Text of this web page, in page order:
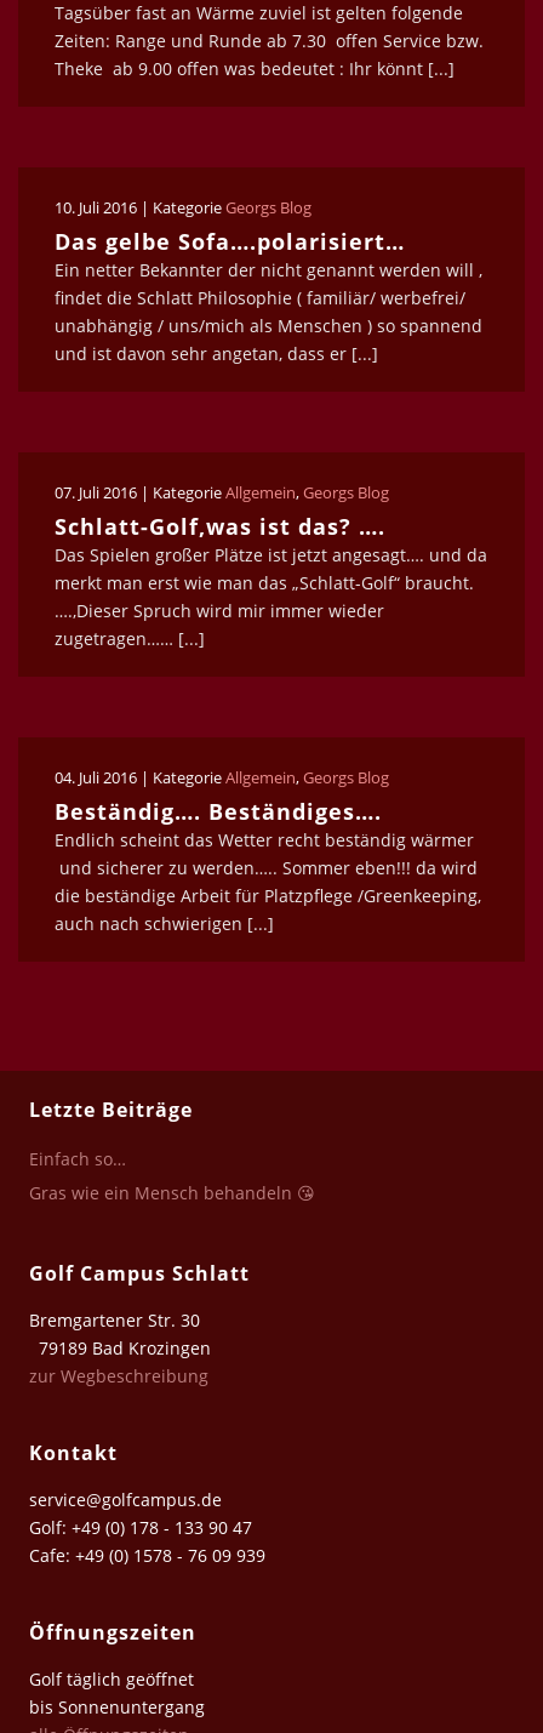
Tagsüber fast an Wärme zuviel ist gelten folgende
Zeiten: Range und Runde ab 7.30 offen Service bzw.
Theke ab 9.00 offen was bedeutet : Ihr könnt [...]
10. Juli 2016 | KategorieGeorgs Blog
Das gelbe Sofa….polarisiert…
Ein netter Bekannter der nicht genannt werden will ,
findet die Schlatt Philosophie ( familiär/ werbefrei/
unabhängig / uns/mich als Menschen ) so spannend
und ist davon sehr angetan, dass er [...]
07. Juli 2016 | KategorieAllgemein,Georgs Blog
Schlatt-Golf,was ist das? ….
Das Spielen großer Plätze ist jetzt angesagt…. und da
merkt man erst wie man das „Schlatt-Golf“ braucht.
….,Dieser Spruch wird mir immer wieder
zugetragen…… [...]
04. Juli 2016 | KategorieAllgemein,Georgs Blog
Beständig…. Beständiges….
Endlich scheint das Wetter recht beständig wärmer
und sicherer zu werden….. Sommer eben!!! da wird
die beständige Arbeit für Platzpflege /Greenkeeping,
auch nach schwierigen [...]
Letzte Beiträge
Einfach so…
Gras wie ein Mensch behandeln 😘
Golf Campus Schlatt
Bremgartener Str. 30
79189 Bad Krozingen
zur Wegbeschreibung
Kontakt
service@golfcampus.de
Golf: +49 (0) 178 - 133 90 47
Cafe: +49 (0) 1578 - 76 09 939
Öffnungszeiten
Golf täglich geöffnet
bis Sonnenuntergang